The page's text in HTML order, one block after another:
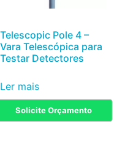
Telescopic Pole 4 –
Vara Telescópica para
Testar Detectores
Solicite Orçamento
Ler mais